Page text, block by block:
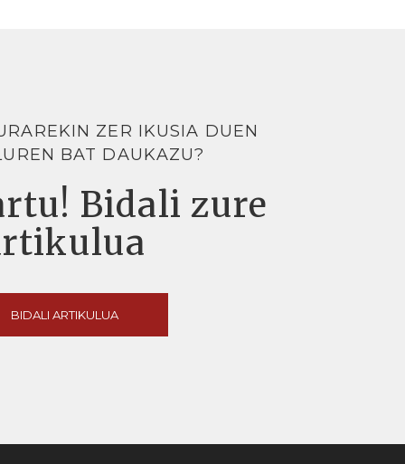
ZER IKUSIA DUEN
BAT DAUKAZU?
Bidali zure
BIDALI ARTIKULUA